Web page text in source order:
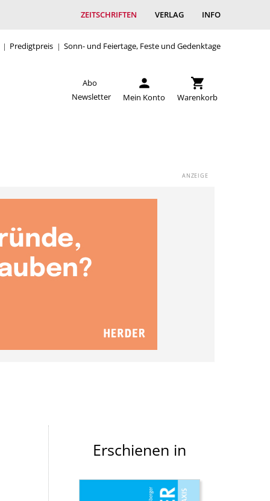
ZEITSCHRIFTEN VERLAG INFO
Predigtpreis Sonn- und Feiertage, Feste und Gedenktage
Abo
Newsletter
Mein Konto Warenkorb
Erschienen in